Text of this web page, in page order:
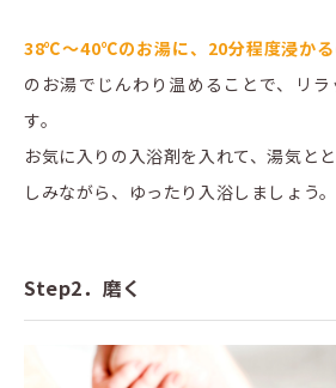
38℃～40℃のお湯に、20分程度浸かる
のお湯でじんわり温めることで、リ
す。
お気に入りの入浴剤を入れて、湯気と
しみながら、ゆったり入浴しましょう。
Step2．磨く